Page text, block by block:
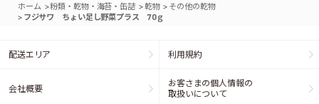
ホーム >粉類・乾物・海苔・缶詰 >乾物 > その他の乾物
> フジサワ ちょい足し野菜プラス 70ｇ
配送エリア 利用規約
会社概要
お客さまの個人情報の
取扱いについて